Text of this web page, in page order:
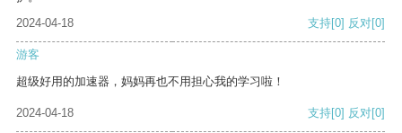
2024-04-18
支持[0] 反对[0]
游客
超级好用的加速器，妈妈再也不用担心我的学习啦！
2024-04-18 支持[0] 反对[0]